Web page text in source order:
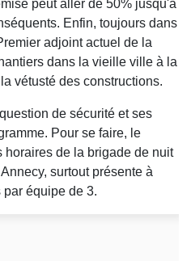
peut aller de 50% jusqu'à
Enfin, toujours dans
adjoint actuel de la
dans la vieille ville à la
vétusté des constructions.
de sécurité et ses
Pour se faire, le
horaires de la brigade de nuit
surtout présente à
par équipe de 3.